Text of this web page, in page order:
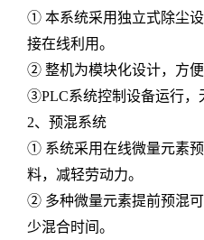
① 本系统采用独立式除尘
接在线利用。
② 整机为模块化设计，方便
③PLC系统控制设备运行，
2、预混系统
① 系统采用在线微量元素
料，减轻劳动力。
② 多种微量元素提前预混
少混合时间。